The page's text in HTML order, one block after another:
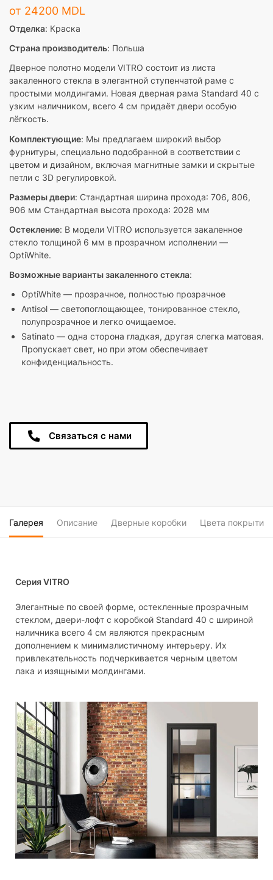
от 24200 MDL
Отделка: Краска
Страна производитель: Польша
Дверное полотно модели VITRO состоит из листа
закаленного стекла в элегантной ступенчатой раме с
простыми молдингами. Новая дверная рама Standard 40 с
узким наличником, всего 4 см придаёт двери особую
лёгкость.
Комплектующие: Мы предлагаем широкий выбор
фурнитуры, специально подобранной в соответствии с
цветом и дизайном, включая магнитные замки и скрытые
петли с 3D регулировкой.
Размеры двери: Стандартная ширина прохода: 706, 806,
906 мм Стандартная высота прохода: 2028 мм
Остекление: В модели VITRO используется закаленное
стекло толщиной 6 мм в прозрачном исполнении —
OptiWhite.
Возможные варианты закаленного стекла:
OptiWhite — прозрачное, полностью прозрачное
Antisol — светопоглощающее, тонированное стекло,
полупрозрачное и легко очищаемое.
Satinato — одна сторона гладкая, другая слегка матовая.
Пропускает свет, но при этом обеспечивает
конфиденциальность.
Связаться с нами
Галерея Описание Дверные коробки Цвета покрытия
Серия VITRO
Элегантные по своей форме, остекленные прозрачным
стеклом, двери-лофт с коробкой Standard 40 с шириной
наличника всего 4 см являются прекрасным
дополнением к минималистичному интерьеру. Их
привлекательность подчеркивается черным цветом
лака и изящными молдингами.